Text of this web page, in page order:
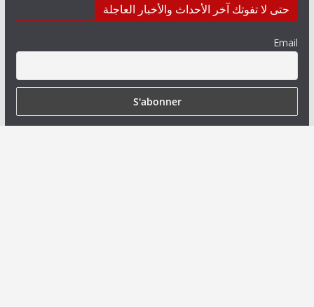
حتى لا تفوتك آخر الأحداث والأخبار العاجلة
Email